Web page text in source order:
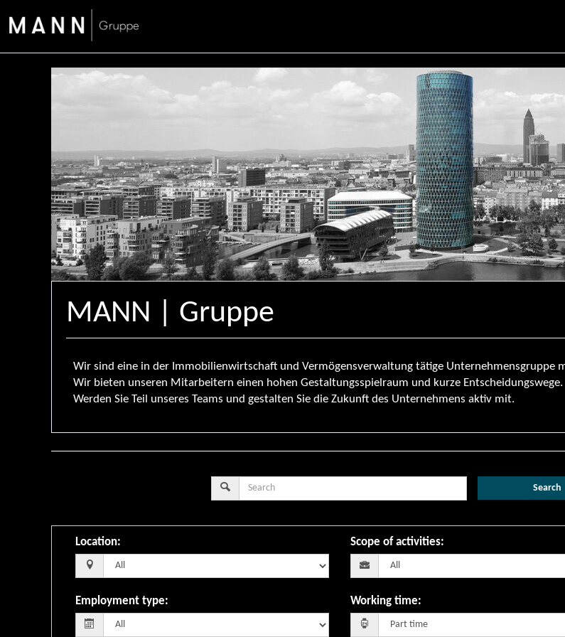
MANN | Gruppe
Wir sind eine in der Immobilienwirtschaft und Vermögensverwaltung tätige Unternehmensgruppe
Wir bieten unseren Mitarbeitern einen hohen Gestaltungsspielraum und kurze Entscheidungswege.
Werden Sie Teil unseres Teams und gestalten Sie die Zukunft des Unternehmens aktiv mit.
Search
Location: Scope of activities:
Employment type: Working time: